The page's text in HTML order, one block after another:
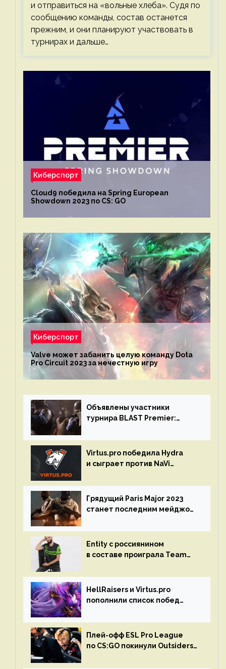
и отправиться на «вольные хлеба». Судя по
сообщению команды, состав останется
прежним, и они планируют участвовать в
турнирах и дальше…
Киберспорт
Cloud9 победила на Spring European
Showdown 2023 по CS: GO
Киберспорт
Valve может забанить целую команду Dota
Pro Circuit 2023 за нечестную игру
Объявлены участники
турнира BLAST Premier:
Virtus.pro победила Hydra
и сыграет против NaVi
Грядущий Paris Major 2023
станет последним мейджор-
Entity с россиянином
в составе проиграла Team
HellRaisers и Virtus.pro
пополнили список побед
Плей-офф ESL Pro League
по CS:GO покинули Outsiders